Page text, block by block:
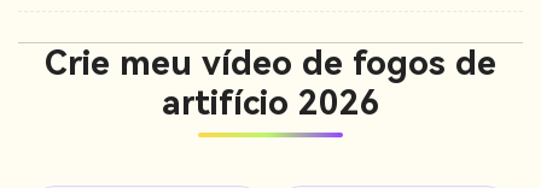
Crie meu vídeo de fogos de
artifício 2026